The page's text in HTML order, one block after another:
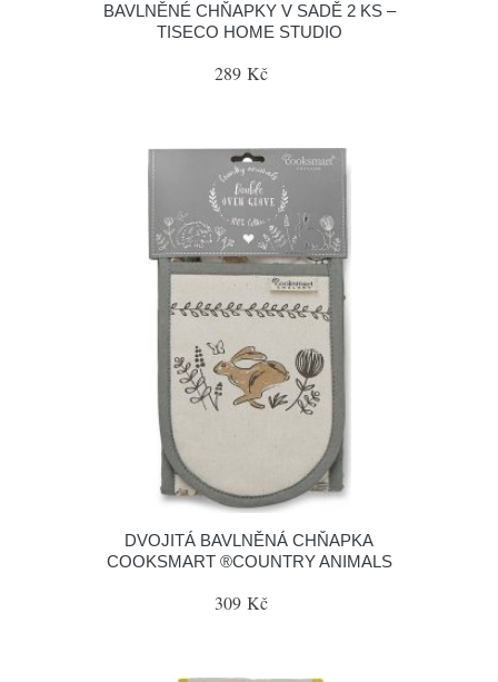
BAVLNĚNÉ CHŇAPKY V SADĚ 2 KS –
TISECO HOME STUDIO
289 Kč
DVOJITÁ BAVLNĚNÁ CHŇAPKA
COOKSMART ®COUNTRY ANIMALS
309 Kč